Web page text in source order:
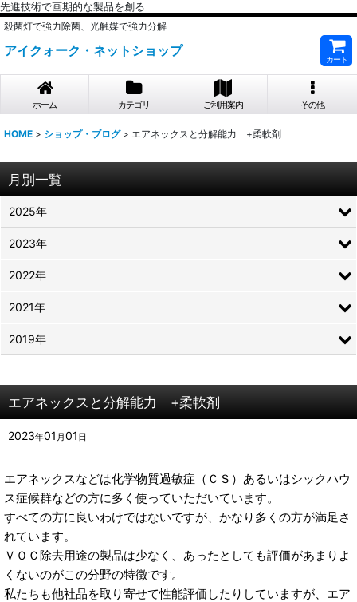
先進技術で画期的な製品を創る
殺菌灯で強力除菌、光触媒で強力分解
アイクォーク・ネットショップ
カート
ホーム カテゴリ ご利用案内 その他
HOME > ショップ・ブログ > エアネックスと分解能力 +柔軟剤
エアネックスと分解能力 +柔軟剤
2023年01 月01 日
エアネックスなどは化学物質過敏症（ＣＳ）あるいはシックハウ
ス症候群などの方に多く使っていただいています。
すべての方に良いわけではないですが、かなり多くの方が満足さ
れています。
ＶＯＣ除去用途の製品は少なく、あったとしても評価があまりよ
くないのがこの分野の特徴です。
私たちも他社品を取り寄せて性能評価したりしていますが、エア
月別一覧
2025年
2023年
2022年
2021年
2019年